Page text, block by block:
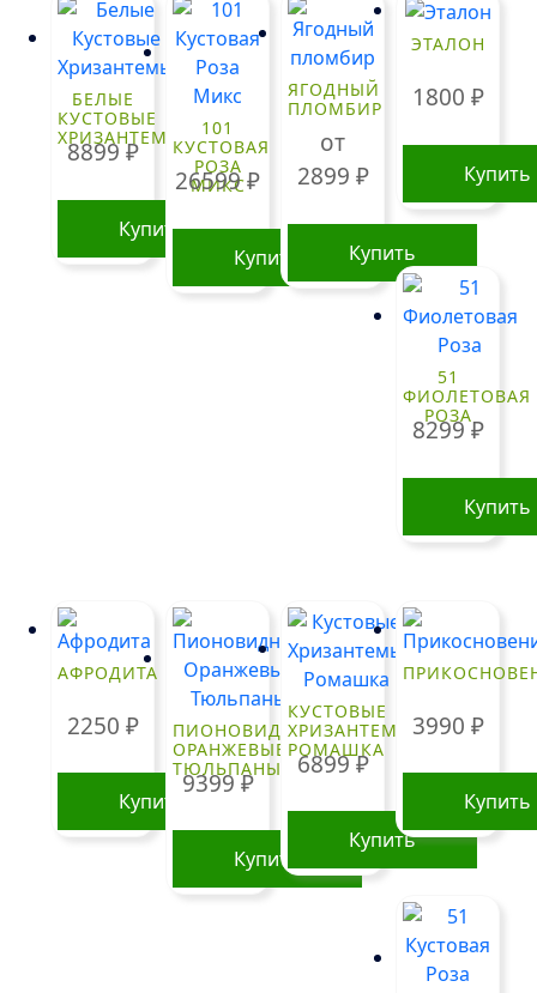
БЕЛЫЕ
КУСТОВЫЕ
ХРИЗАНТЕМЫ
8899₽
Купить
101
КУСТОВАЯ
РОЗА
МИКС
26599₽
Купить
ЯГОДНЫЙ
ПЛОМБИР
от
2899 ₽
Купить
товар
вариаций.
ЭТАЛОН
1800 ₽
Купить
51
ФИОЛЕТОВАЯ
РОЗА
8299₽
Купить
АФРОДИТА
2250 ₽
Купить
ПИОНОВИДНЫЕ
ОРАНЖЕВЫЕ
ТЮЛЬПАНЫ
9399₽
Купить
КУСТОВЫЕ
ХРИЗАНТЕМЫ
РОМАШКА
6899₽
Купить
3990 ₽
Купить